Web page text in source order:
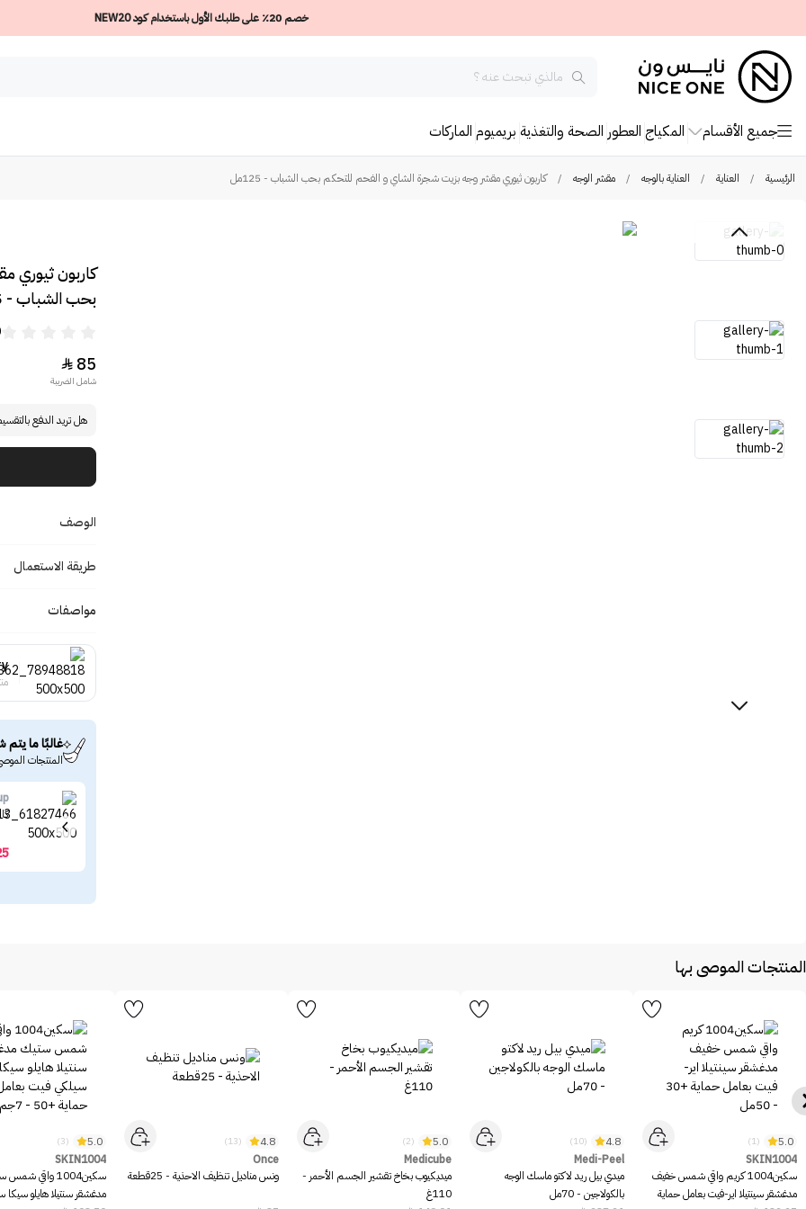
خصم 20٪ على طلبك الأول باستخدام كود NEW20
جميع الأقسام المكياج العطور الصحة والتغذية بريميوم الماركات
الرئيسية / العناية / العناية بالوجه / مقشر الوجه / كاربون ثيوري مقشر وجه بزيت شجرة الشاي و الفحم للتحكم بحب الشباب - 125مل
كاربون ثيوري
بحب الشباب - 125مل
85

شامل الضريبة
هل تريد الدفع
الوصف
طريقة الاستعمال
مواصفات
غالبًا ما يتم
المنتجات
المنتجات الموصى بها
5.0
(1)
SKIN1004
سكين1004 كريم واقي شمس خفيف
مدغشقر سينتيلا اير-فيت بعامل حماية
4.8
(10)
Medi-Peel
ميدي بيل ريد لاكتو ماسك الوجه
بالكولاجين - 70مل
5.0
(2)
Medicube
ميديكيوب بخاخ تقشير الجسم الأحمر -
110غ
4.8
(13)
Once
ونس مناديل تنظيف الاحذية - 25قطعة
5.0
(3)
SKIN1004
سكين1004 واقي
مدغشقر سنتيلا هايلو